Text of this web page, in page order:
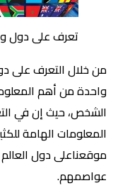
تعرف على دول
من خلال التعرف على
واحدة من أهم
الشخص، حيث إن في
المعلومات الهامة
موقعناعلى دول
عواصمهم.